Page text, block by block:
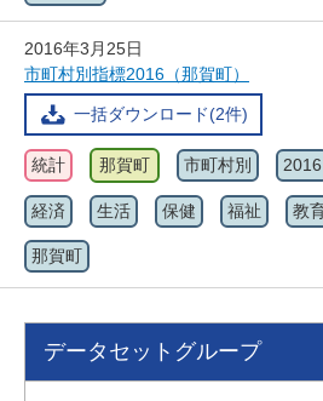
2016年3月25日
市町村別指標2016（那賀町）
一括ダウンロード(2件)
統計 那賀町 市町村別 2016
経済 生活 保健 福祉 教
那賀町
データセットグループ